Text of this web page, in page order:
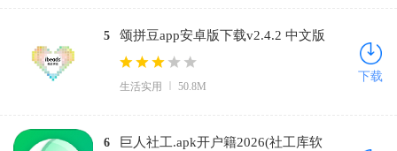
5 颂拼豆app安卓版下载v2.4.2 中文版
生活实用 50.8M
下载
6
巨人社工.apk开户籍2026(社工库软